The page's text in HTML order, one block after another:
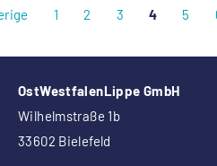
1 2 3 4 5
OstWestfalenLippe GmbH
Wilhelmstraße 1b
33602 Bielefeld